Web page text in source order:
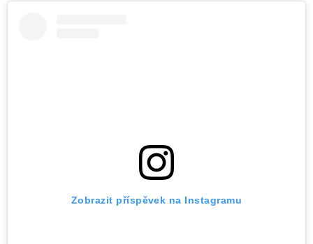
Zobrazit příspěvek na Instagramu